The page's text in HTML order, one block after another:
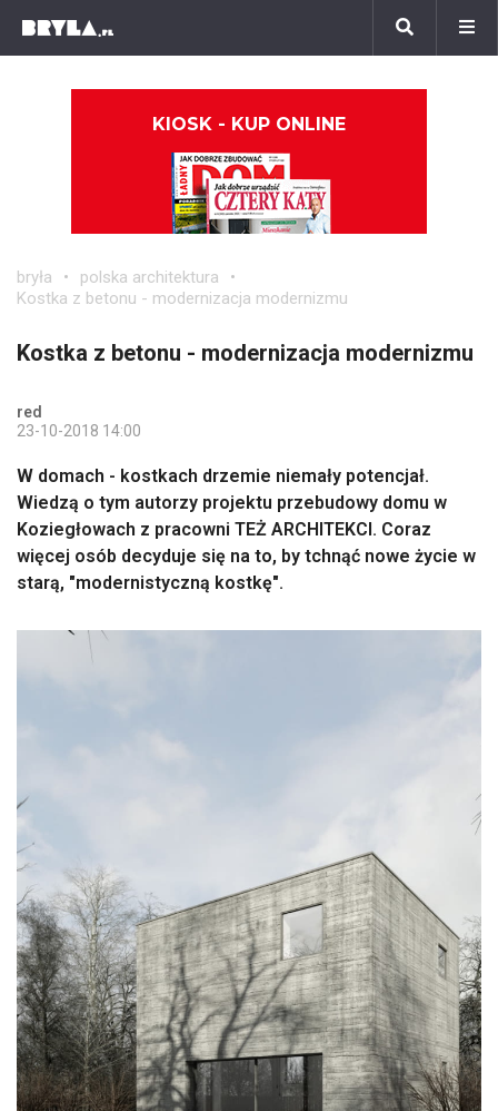
KIOSK - KUP ONLINE
bryła
polska architektura
Kostka z betonu - modernizacja modernizmu
Kostka z betonu - modernizacja modernizmu
red
23-10-2018 14:00
W domach - kostkach drzemie niemały potencjał.
Wiedzą o tym autorzy projektu przebudowy domu w
Koziegłowach z pracowni TEŻ ARCHITEKCI. Coraz
więcej osób decyduje się na to, by tchnąć nowe życie w
starą, "modernistyczną kostkę".